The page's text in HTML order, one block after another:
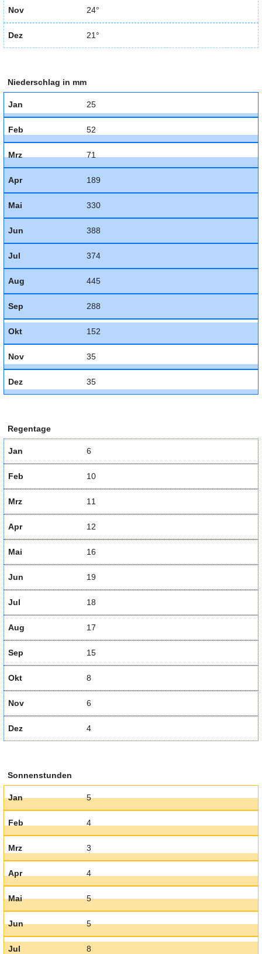
Nov 24°
Dez 21°
Niederschlag in mm
Jan 25
Feb 52
Mrz 71
Apr 189
Mai 330
Jun 388
Jul 374
Aug 445
Sep 288
Okt 152
Nov 35
Dez 35
Regentage
Jan 6
Feb 10
Mrz 11
Apr 12
Mai 16
Jun 19
Jul 18
Aug 17
Sep 15
Okt 8
Nov 6
Dez 4
Sonnenstunden
Jan 5
Feb 4
Mrz 3
Apr 4
Mai 5
Jun 5
Jul 8